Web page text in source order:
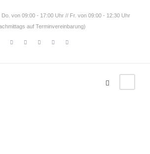
von 09:00 - 17:00 Uhr // Fr. von 09:00 - 12:30 Uhr
auf Terminvereinbarung)